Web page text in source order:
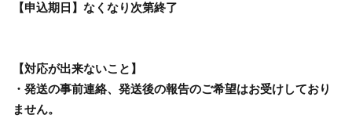
【申込期日】なくなり次第終了
【対応が出来ないこと】
・発送の事前連絡、発送後の報告のご希望はお受けしており
ません。